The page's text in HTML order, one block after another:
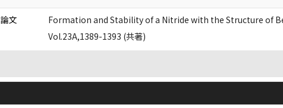
論文
Formation and Stability of a Nitride with the Structure of
Vol.23A,1389-1393 (共著)